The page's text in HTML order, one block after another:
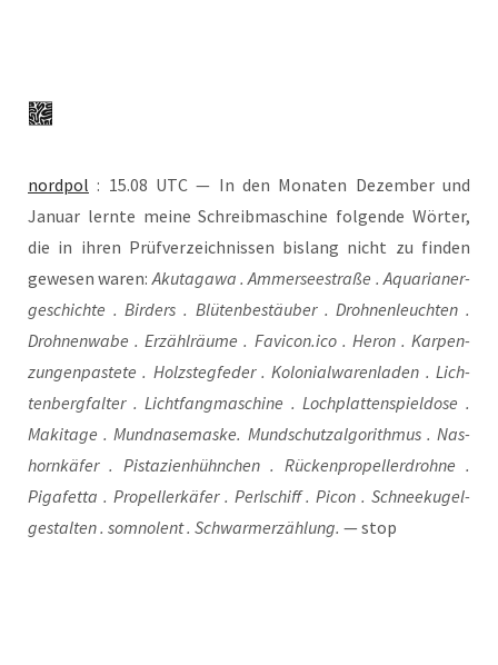
nord­pol : 15.08 UTC — In den Mona­ten Dezem­ber und
Janu­ar lern­te mei­ne Schreib­ma­schi­ne fol­gen­de Wör­ter,
die in ihren Prüf­ver­zeich­nis­sen bis­lang nicht zu fin­den
gewe­sen waren: Aku­tag­awa . Ammer­see­stra­ße . Aqua­ria­ner­
ge­schich­te . Bir­ders . Blü­ten­be­stäu­ber . Droh­nen­leuch­ten .
Droh­nen­wa­be . Erzähl­räu­me . Favicon.ico . Heron . Kar­pen­
zun­gen­pas­te­te . Holz­steg­fe­der . Kolo­ni­al­wa­ren­la­den . Lich­
ten­berg­fal­ter . Licht­fang­ma­schi­ne . Loch­plat­ten­spiel­do­se .
Maki­ta­ge . Mund­na­se­mas­ke. Mund­schutz­al­go­rith­mus . Nas­
horn­kä­fer . Pis­ta­zi­en­hühn­chen . Rücken­pro­pel­ler­droh­ne .
Piga­fetta . Pro­pel­ler­kä­fer . Perl­schiff . Picon . Schnee­ku­gel­
ge­stal­ten . som­no­lent . Schwarmer­zäh­lung. — stop